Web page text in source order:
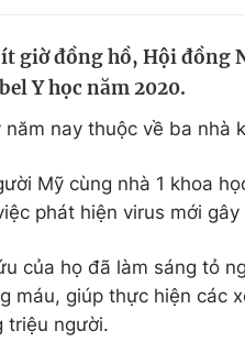
cuộc sống
giờ đồng hồ, Hội đồng
Y học năm 2020.
nay thuộc về ba nhà
Mỹ cùng nhà 1 khoa
phát hiện virus mới
của họ đã làm sáng tỏ
máu, giúp thực hiện các
triệu người.